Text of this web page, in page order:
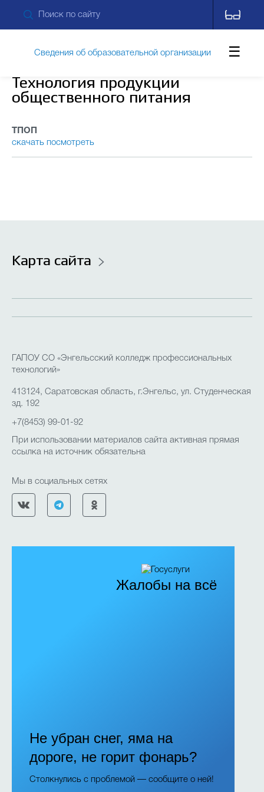
Технология продукции
общественного питания
ТПОП
скачать посмотреть
Сведения об образовательной организации
Обращения граждан
Карта сайта
ГАПОУ СО «Энгельсский колледж профессиональных
технологий»
413124, Саратовская область, г.Энгельс, ул. Студенческая
зд. 192
+7(8453) 99-01-92
При использовании материалов сайта активная прямая
ссылка на источник обязательна
Мы в социальных сетях
Жалобы на всё
Не убран снег, яма на
дороге, не горит фонарь?
Столкнулись с проблемой — сообщите о ней!